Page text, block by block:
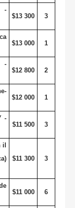
-
$13 300 3
$13 000 1
-
$12 800 2
$12 000 1
-
$11 500 3
$11 300 3
$11 000 6